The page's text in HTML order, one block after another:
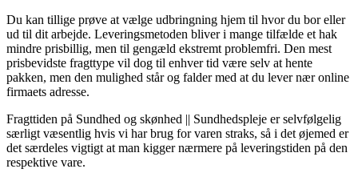
Du kan tillige prøve at vælge udbringning hjem til hvor du bor eller
ud til dit arbejde. Leveringsmetoden bliver i mange tilfælde et hak
mindre prisbillig, men til gengæld ekstremt problemfri. Den mest
prisbevidste fragttype vil dog til enhver tid være selv at hente
pakken, men den mulighed står og falder med at du lever nær online
firmaets adresse.
Fragttiden på Sundhed og skønhed || Sundhedspleje er selvfølgelig
særligt væsentlig hvis vi har brug for varen straks, så i det øjemed er
det særdeles vigtigt at man kigger nærmere på leveringstiden på den
respektive vare.